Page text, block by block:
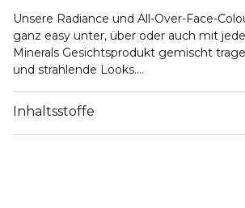
Unsere Radiance und All-Over-Face-
ganz easy unter, über oder auch mit
Minerals Gesichtsprodukt gemischt
und strahlende Looks.
Anwendung:
Eine kleine Menge Produkt in den
dem Bare Minerals Flawless Application
Inhaltsstoffe